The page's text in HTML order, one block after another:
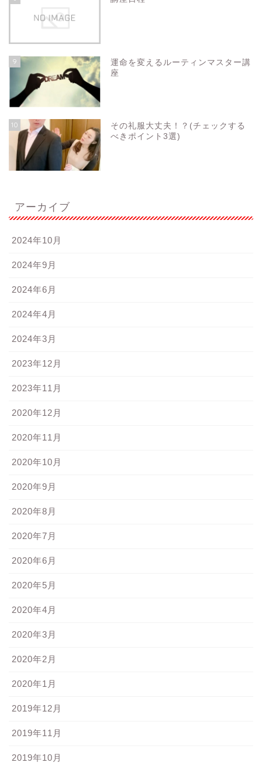
9
運命を変えるルーティンマスター講
座
10
その礼服大丈夫！？(チェックする
べきポイント3選)
アーカイブ
2024年10月
2024年9月
2024年6月
2024年4月
2024年3月
2023年12月
2023年11月
2020年12月
2020年11月
2020年10月
2020年9月
2020年8月
2020年7月
2020年6月
2020年5月
2020年4月
2020年3月
2020年2月
2020年1月
2019年12月
2019年11月
2019年10月